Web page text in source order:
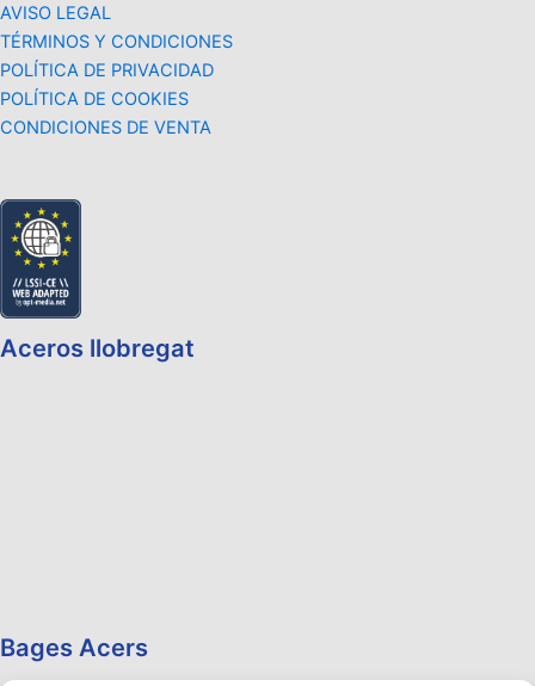
AVISO LEGAL
TÉRMINOS Y CONDICIONES
POLÍTICA DE PRIVACIDAD
POLÍTICA DE COOKIES
CONDICIONES DE VENTA
Aceros llobregat
Bages Acers